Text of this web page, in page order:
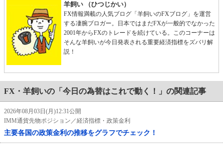
羊飼い （ひつじかい）
FX情報満載の人気ブログ「羊飼いのFXブログ」を運営
する凄腕ブロガー。日本ではまだFXが一般的でなかった
2001年からFXのトレードを続けている。このコーナーは
そんな羊飼いが今日発表される重要経済指標をズバリ解
説！
FX・羊飼いの「今日の為替はこれで動く！」の関連記事
2026年08月03日(月)12:31公開
IMM通貨先物ポジション／経済指標・政策金利
主要各国の政策金利の推移をグラフでチェック！